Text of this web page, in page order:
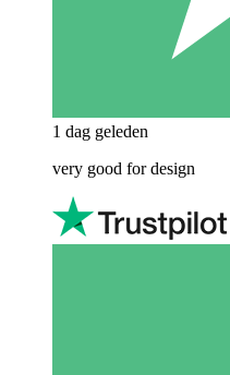
1 dag geleden
very good for design